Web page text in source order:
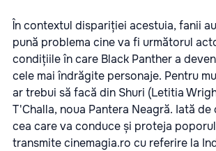
În contextul dispariției acestuia, fanii
pună problema cine va fi următorul
condițiile în care Black Panther a
cele mai îndrăgite personaje. Pentru
ar trebui să facă din Shuri (Letitia
T'Challa, noua Pantera Neagră. Iată de
cea care va conduce și proteja
transmitecinemagia.ro cu referire la